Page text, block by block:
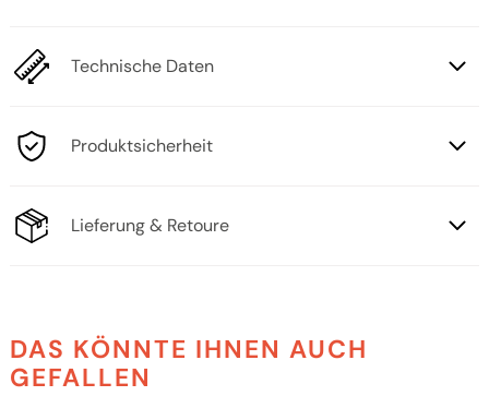
Technische Daten
Produktsicherheit
Lieferung & Retoure
DAS KÖNNTE IHNEN AUCH
GEFALLEN